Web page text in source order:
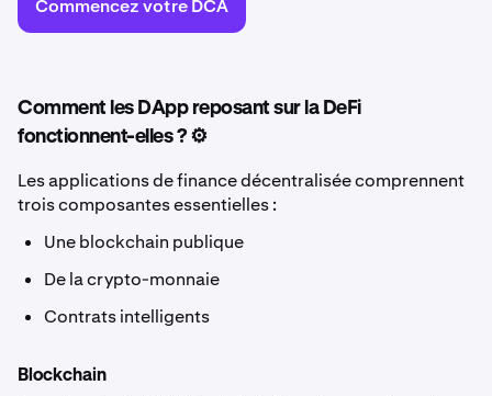
Commencez votre DCA
Comment les DApp reposant sur la DeFi
fonctionnent-elles ? ⚙️
Les applications de finance décentralisée comprennent
trois composantes essentielles :
Une blockchain publique
De la crypto-monnaie
Contrats intelligents
Blockchain